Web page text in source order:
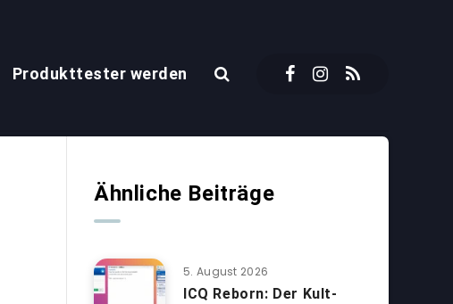
Produkttester werden
Ähnliche Beiträge
5. August 2026
ICQ Reborn: Der Kult-